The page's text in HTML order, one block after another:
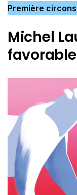
Première
Michel
favorable